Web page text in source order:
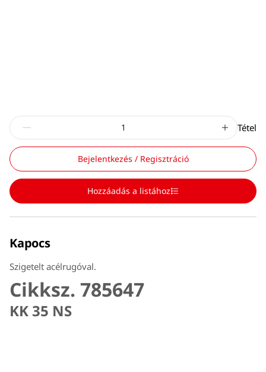
Tétel
Bejelentkezés / Regisztráció
Hozzáadás a listához
Kapocs
Szigetelt acélrugóval.
Cikksz. 785647
KK 35 NS